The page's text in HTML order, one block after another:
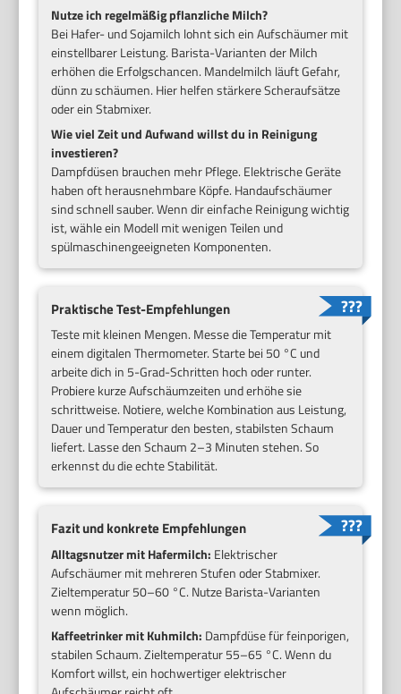
Nutze ich regelmäßig pflanzliche Milch?
Bei Hafer- und Sojamilch lohnt sich ein Aufschäumer mit
einstellbarer Leistung. Barista-Varianten der Milch
erhöhen die Erfolgschancen. Mandelmilch läuft Gefahr,
dünn zu schäumen. Hier helfen stärkere Scheraufsätze
oder ein Stabmixer.
Wie viel Zeit und Aufwand willst du in Reinigung
investieren?
Dampfdüsen brauchen mehr Pflege. Elektrische Geräte
haben oft herausnehmbare Köpfe. Handaufschäumer
sind schnell sauber. Wenn dir einfache Reinigung wichtig
ist, wähle ein Modell mit wenigen Teilen und
spülmaschinengeeigneten Komponenten.
Praktische Test-Empfehlungen
Teste mit kleinen Mengen. Messe die Temperatur mit
einem digitalen Thermometer. Starte bei 50 °C und
arbeite dich in 5-Grad-Schritten hoch oder runter.
Probiere kurze Aufschäumzeiten und erhöhe sie
schrittweise. Notiere, welche Kombination aus Leistung,
Dauer und Temperatur den besten, stabilsten Schaum
liefert. Lasse den Schaum 2–3 Minuten stehen. So
erkennst du die echte Stabilität.
Fazit und konkrete Empfehlungen
Alltagsnutzer mit Hafermilch: Elektrischer
Aufschäumer mit mehreren Stufen oder Stabmixer.
Zieltemperatur 50–60 °C. Nutze Barista-Varianten
wenn möglich.
Kaffeetrinker mit Kuhmilch: Dampfdüse für feinporigen,
stabilen Schaum. Zieltemperatur 55–65 °C. Wenn du
Komfort willst, ein hochwertiger elektrischer